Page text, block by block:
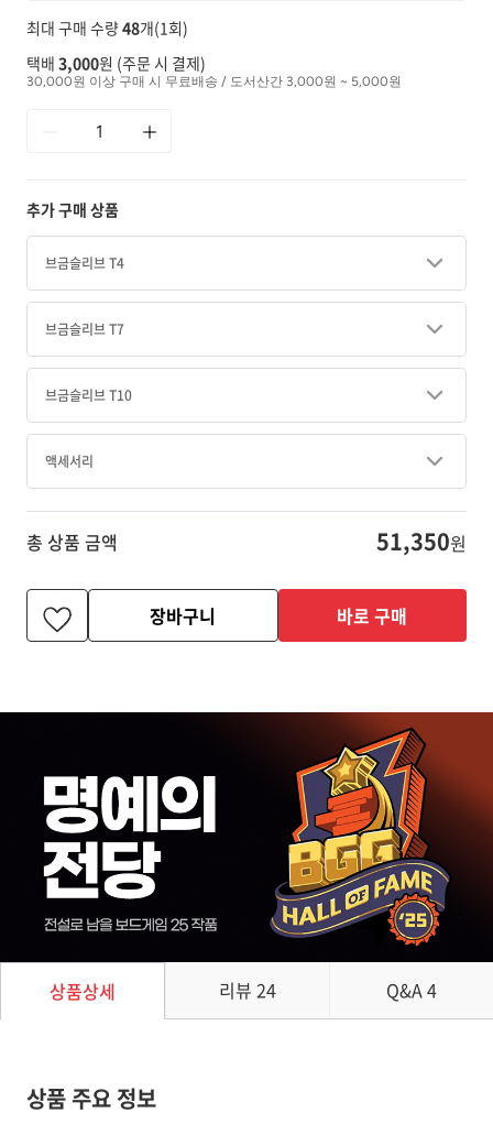
최대 구매 수량48개(1회)
택배 3,000원 (주문 시 결제)
30,000원 이상 구매 시 무료배송 / 도서산간 3,000원 ~ 5,000원
추가 구매 상품
브금슬리브 T4
브금슬리브 T7
브금슬리브 T10
액세서리
총 상품 금액 51,350원
장바구니 바로 구매
상품상세 리뷰 24 Q&A4
상품 주요 정보